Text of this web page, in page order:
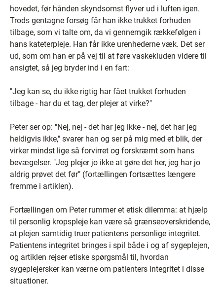
hovedet, før hånden skyndsomst flyver ud i luften igen.
Trods gentagne forsøg får han ikke trukket forhuden
tilbage, som vi talte om, da vi gennemgik rækkefølgen i
hans kateterpleje. Han får ikke urenhederne væk. Det ser
ud, som om han er på vej til at føre vaskekluden videre til
ansigtet, så jeg bryder ind i en fart:
"Jeg kan se, du ikke rigtig har fået trukket forhuden
tilbage - har du et tag, der plejer at virke?"
Peter ser op: "Nej, nej - det har jeg ikke - nej, det har jeg
heldigvis ikke," svarer han og ser på mig med et blik, der
virker mindst lige så forvirret og forskræmt som hans
bevægelser. "Jeg plejer jo ikke at gøre det her, jeg har jo
aldrig prøvet det før" (fortællingen fortsættes længere
fremme i artiklen).
Fortællingen om Peter rummer et etisk dilemma: at hjælp
til personlig kropspleje kan være så grænseoverskridende,
at plejen samtidig truer patientens personlige integritet.
Patientens integritet bringes i spil både i og af sygeplejen,
og artiklen rejser etiske spørgsmål til, hvordan
sygeplejersker kan værne om patienters integritet i disse
situationer.